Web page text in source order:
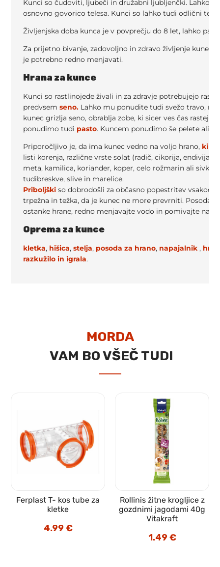
Kunci so čudoviti, ljubeči in družabni ljubljenčki. Lahko
osnovno govorico telesa. Kunci so lahko tudi odlični
Življenjska doba kunca je v povprečju do 8 let, lahko pa
Za prijetno bivanje, zadovoljno in zdravo življenje kunec
je potrebno redno menjavati.
Hrana za kunce
Kunci so rastlinojede živali in za zdravje potrebujejo
predvsemseno. Lahko mu ponudite tudi svežo travo,
kunec grizlja seno, obrablja zobe, ki sicer ves čas
ponudimo tudi pasto. Kuncem ponudimo še pelete ali
Priporočljivo je, da ima kunec vedno na voljo hrano, ki jo
listi korenja, različne vrste solat (radič, cikorija, endivija,
meta, kamilica, koriander, koper, celo rožmarin ali
tudibreskve, slive in marelice.
Priboljški so dobrodošli za občasno popestritev
trpežna in težka, da je kunec ne more prevrniti. Posoda
ostanke hrane, redno menjavajte vodo in pomivajte
Oprema za kunce
kletka, hišica,stelja, posoda za hrano, napajalnik ,
razkužilo in igrala.
MORDA
VAM BO VŠEČ TUDI
Ferplast T- kos tube za
kletke
4.99€
Rollinis žitne krogljice z
gozdnimi jagodami 40g
Vitakraft
1.49€